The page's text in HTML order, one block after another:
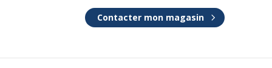
Contacter mon magasin